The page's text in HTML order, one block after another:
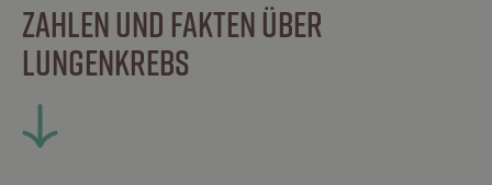
ZAHLEN UND FAKTEN ÜBER
LUNGENKREBS